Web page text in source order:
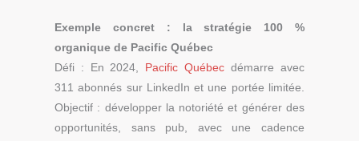
Exemple concret : la stratégie 100 %
organique de Pacific Québec
Défi : En 2024,
Pacific Québec démarre avec
311 abonnés sur LinkedIn et une portée limitée.
Objectif : développer la notoriété et générer des
opportunités, sans pub, avec une cadence